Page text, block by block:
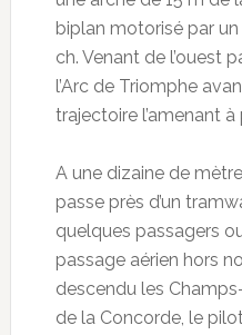
biplan motorisé par
ch. Venant de l’ouest
l’Arc de Triomphe
trajectoire l’amenant à
A une dizaine de
passe près d’un
quelques passagers
passage aérien hors
descendu les
de la Concorde, le